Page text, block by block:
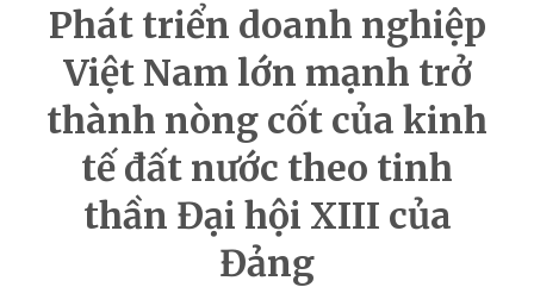
Phát triển doanh nghiệp
Việt Nam lớn mạnh trở
thành nòng cốt của kinh
tế đất nước theo tinh
thần Đại hội XIII của
Đảng